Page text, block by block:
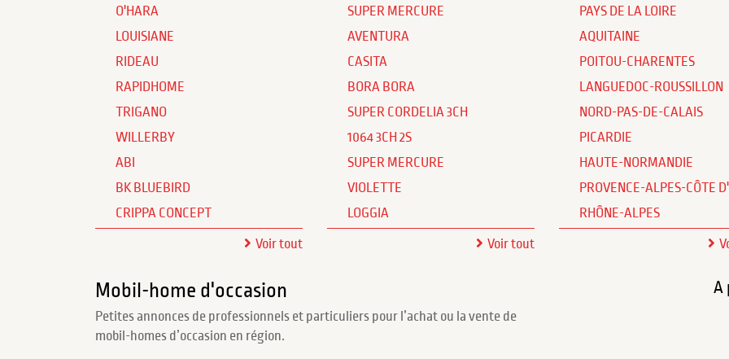
O'HARA
LOUISIANE
RIDEAU
RAPIDHOME
TRIGANO
WILLERBY
ABI
BK BLUEBIRD
CRIPPA CONCEPT
Voir tout
SUPER MERCURE
AVENTURA
CASITA
BORA BORA
SUPER CORDELIA 3CH
1064 3CH 2S
SUPER MERCURE
VIOLETTE
LOGGIA
Voir tout
PAYS DE LA LOIRE
AQUITAINE
POITOU-CHARENTES
LANGUEDOC-ROUSSILLON
NORD-PAS-DE-CALAIS
PICARDIE
HAUTE-NORMANDIE
PROVENCE-ALPES-CÔTE
RHÔNE-ALPES
Mobil-home d'occasion
Petites annonces de professionnels et particuliers pour l’achat ou la vente de
mobil-homes d’occasion en région.
A